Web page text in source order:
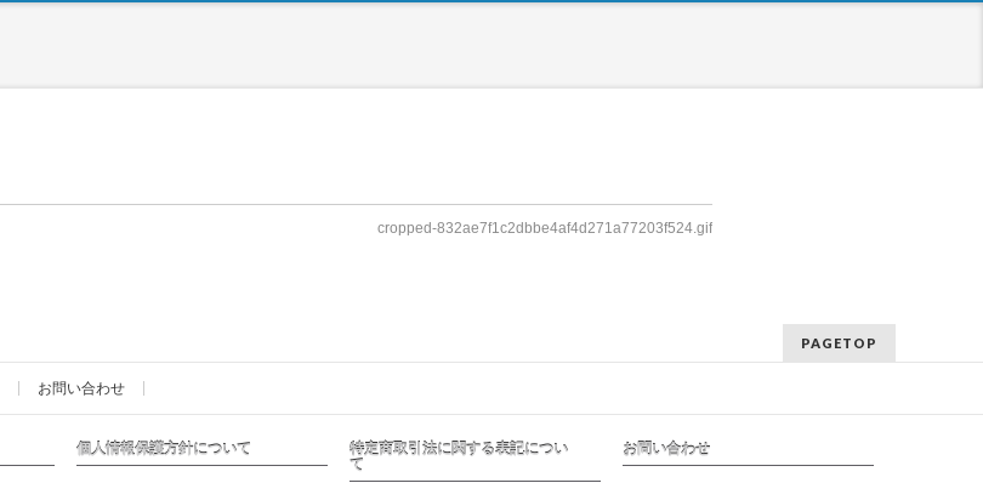
cropped-832ae7f1c2dbbe4af4d271a77203f524.gif
PAGETOP
お問い合わせ
個人情報保護方針について
特定商取引法に関する表記につい
て
お問い合わせ